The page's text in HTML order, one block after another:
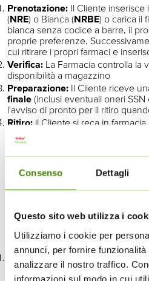
Consenso Dettagli
Questo sito web utilizza i
Utilizziamo i cookie per
annunci, per fornire
analizzare il nostro traffico.
informazioni sul modo in cui
Prenotazione: Il Cliente inserisce
(NRE) o Bianca (NRBE) o carica il
bianca senza codice a barre, il
proprie preferenze.
cui ritirare i propri farmaci e
Verifica: La Farmacia controlla la
disponibilità a magazzino
Preparazione: Il Cliente riceve
finale (inclusi eventuali oneri
l'avviso di pronto per il ritiro
Ritiro: il Cliente si reca in
sarà necessario presentare in
cartaceo o digitale, di
Consegna a domicilio)
Il servizio si articola nelle seguenti
Prenotazione:
Il Cliente inserisce
NRE) o Bianca (NRBE), il proprio